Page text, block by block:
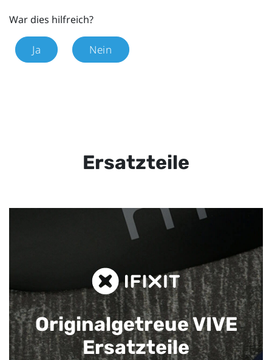
War dies hilfreich?
Ja Nein
Ersatzteile
Originalgetreue VIVE
Ersatzteile